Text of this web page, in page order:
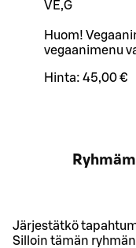
VE,G
Huom!
vegaanimenu
Hinta: 45,00 €
Järjestätkö
Silloin tämän